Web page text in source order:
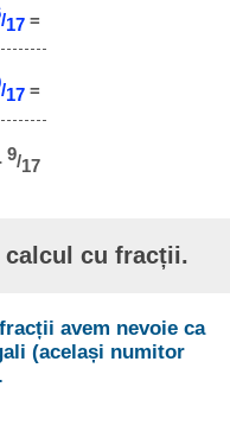
/17 =
/17 =
9/17
calcul cu fracții.
avem nevoie ca
(același numitor